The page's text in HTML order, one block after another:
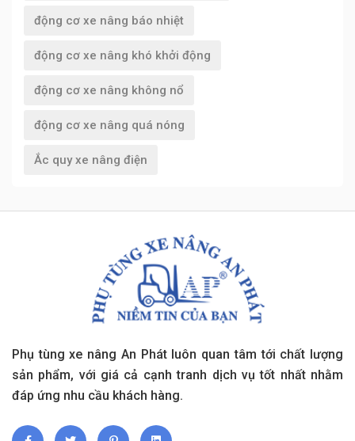
động cơ xe nâng báo nhiệt
động cơ xe nâng khó khởi động
động cơ xe nâng không nổ
động cơ xe nâng quá nóng
Ắc quy xe nâng điện
Phụ tùng xe nâng An Phát luôn quan tâm tới chất lượng
sản phẩm, với giá cả cạnh tranh dịch vụ tốt nhất nhằm
đáp ứng nhu cầu khách hàng.